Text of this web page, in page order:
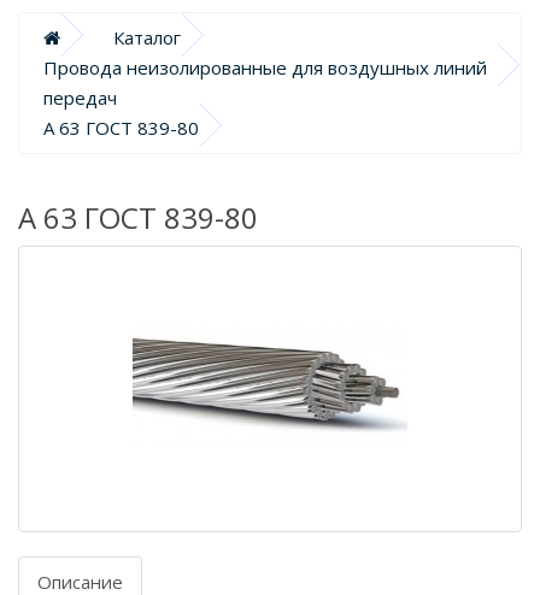
Каталог
Провода неизолированные для воздушных линий
передач
А 63 ГОСТ 839-80
А 63 ГОСТ 839-80
Описание